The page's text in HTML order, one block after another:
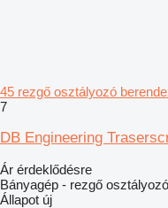
45 rezgő osztályozó
7
DB Engineering
Ár érdeklődésre
Bányagép - rezgő
Állapot új